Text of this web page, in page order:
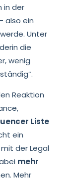
in der
also ein
Unter
die
wenig
Reaktion
Liste
ein
der Legal
mehr
Mehr